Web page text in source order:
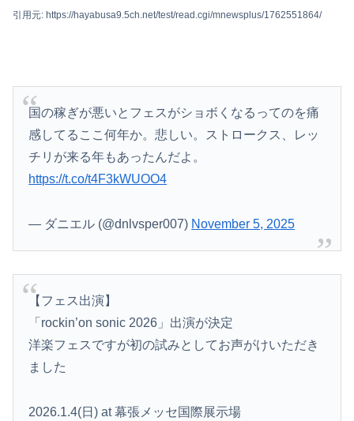
引用元: https://hayabusa9.5ch.net/test/read.cgi/mnewsplus/1762551864/
国の稼ぎが悪いとフェスがショボくなるってのを痛
感してるここ何年か。悲しい。ストロークス、レッ
チリが来る年もあったんだよ。
https://t.co/t4F3kWUOO4
— ダニエル (@dnlvsper007) November 5, 2025
【フェス出演】
「rockin’on sonic 2026」出演が決定
洋楽フェスですが初の試みとしてお声がけいただき
ました
2026.1.4(日) at 幕張メッセ国際展示場